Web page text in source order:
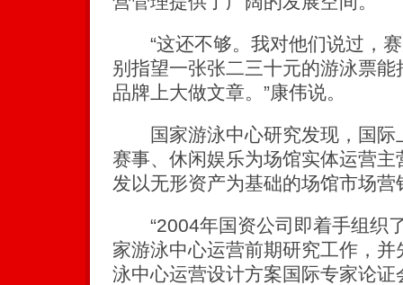
“这还不够。我对他们说过，赛
别指望一张张二三十元的游泳票
品牌上大做文章。”康伟说。
国家游泳中心研究发现，国际
赛事、休闲娱乐为场馆实体运营
发以无形资产为基础的场馆市场营
“2004年国资公司即着手组织
家游泳中心运营前期研究工作，并
泳中心运营设计方案国际专家论证